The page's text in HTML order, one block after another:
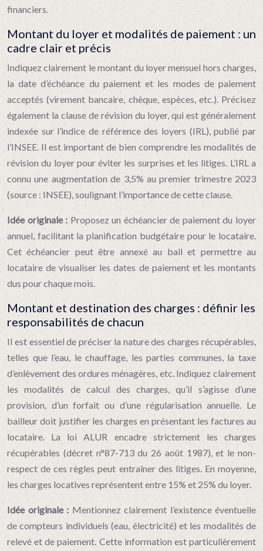
financiers.
Montant du loyer et modalités de paiement : un
cadre clair et précis
Indiquez clairement le montant du loyer mensuel hors charges,
la date d’échéance du paiement et les modes de paiement
acceptés (virement bancaire, chèque, espèces, etc.). Précisez
également la clause de révision du loyer, qui est généralement
indexée sur l’indice de référence des loyers (IRL), publié par
l’INSEE. Il est important de bien comprendre les modalités de
révision du loyer pour éviter les surprises et les litiges. L’IRL a
connu une augmentation de 3,5% au premier trimestre 2023
(source : INSEE), soulignant l’importance de cette clause.
Idée originale : Proposez un échéancier de paiement du loyer
annuel, facilitant la planification budgétaire pour le locataire.
Cet échéancier peut être annexé au bail et permettre au
locataire de visualiser les dates de paiement et les montants
dus pour chaque mois.
Montant et destination des charges : définir les
responsabilités de chacun
Il est essentiel de préciser la nature des charges récupérables,
telles que l’eau, le chauffage, les parties communes, la taxe
d’enlèvement des ordures ménagères, etc. Indiquez clairement
les modalités de calcul des charges, qu’il s’agisse d’une
provision, d’un forfait ou d’une régularisation annuelle. Le
bailleur doit justifier les charges en présentant les factures au
locataire. La loi ALUR encadre strictement les charges
récupérables (décret n°87-713 du 26 août 1987), et le non-
respect de ces règles peut entraîner des litiges. En moyenne,
les charges locatives représentent entre 15% et 25% du loyer.
Idée originale : Mentionnez clairement l’existence éventuelle
de compteurs individuels (eau, électricité) et les modalités de
relevé et de paiement. Cette information est particulièrement